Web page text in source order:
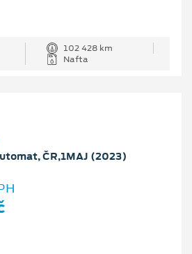
102 428 km
Nafta
ČR,1MAJ (2023)